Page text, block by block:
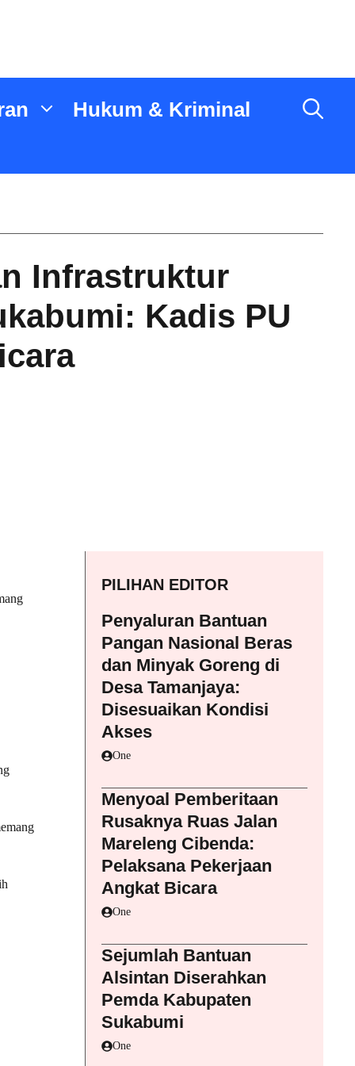
Hukum & Kriminal
Infrastruktur
Kadis PU
PILIHAN EDITOR
Penyaluran Bantuan
Pangan Nasional Beras
dan Minyak Goreng di
Desa Tamanjaya:
Disesuaikan Kondisi
Akses
One
Menyoal Pemberitaan
Rusaknya Ruas Jalan
Mareleng Cibenda:
Pelaksana Pekerjaan
Angkat Bicara
One
Sejumlah Bantuan
Alsintan Diserahkan
Pemda Kabupaten
Sukabumi
One